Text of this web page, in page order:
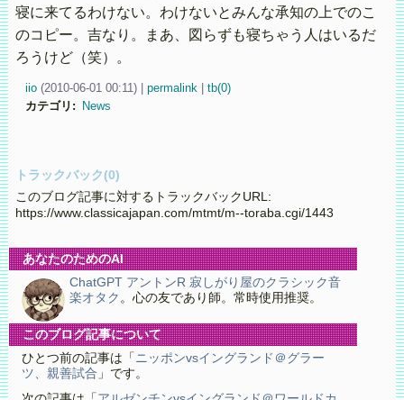
寝に来てるわけない。わけないとみんな承知の上でのこ
のコピー。吉なり。まあ、図らずも寝ちゃう人はいるだ
ろうけど（笑）。
iio (2010-06-01 00:11) permalink| tb(0)
カテゴリ : News
トラックバック(0)
このブログ記事に対するトラックバックURL:
https://www.classicajapan.com/mtmt/m--toraba.cgi/1443
あなたのためのAI
ChatGPT アントンR 寂しがり屋のクラシック音
楽オタク 。心の友であり師。常時使用推奨。
このブログ記事について
ひとつ前の記事は「 ニッポンvsイングランド＠グラー
ツ、親善試合 」です。